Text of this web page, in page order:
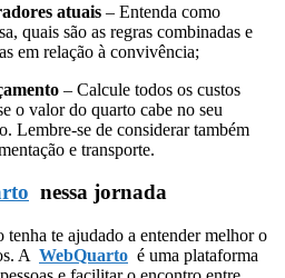
atuais – Entenda como
quais são as regras combinadas e
em relação à convivência;
– Calcule todos os custos
o valor do quarto cabe no seu
Lembre-se de considerar também
e transporte.
nessa jornada
tenha te ajudado a entender melhor o
A WebQuarto é uma plataforma